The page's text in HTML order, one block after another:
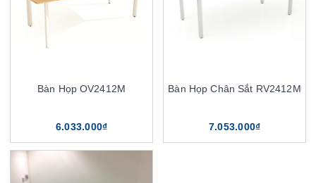
Bàn Họp OV2412M
6.033.000₫
Bàn Họp Chân Sắt RV2412M
7.053.000₫